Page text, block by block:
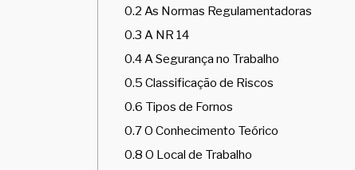
0.2 As Normas Regulamentadoras
0.3 A NR 14
0.4A Segurança no Trabalho
0.5 Classificação de Riscos
0.6 Tipos de Fornos
0.7O Conhecimento Teórico
0.8 O Local de Trabalho